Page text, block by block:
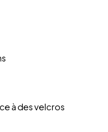
à des velcros